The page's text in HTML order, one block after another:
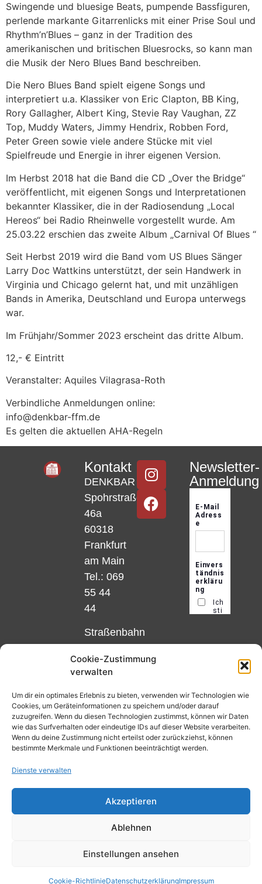
Cookie-Zustimmung
verwalten
Um dir ein optimales Erlebnis zu bieten, verwenden wir Technologien wie
Cookies, um Geräteinformationen zu speichern und/oder darauf
zuzugreifen. Wenn du diesen Technologien zustimmst, können wir Daten
wie das Surfverhalten oder eindeutige IDs auf dieser Website verarbeiten.
Wenn du deine Zustimmung nicht erteilst oder zurückziehst, können
bestimmte Merkmale und Funktionen beeinträchtigt werden.
Dienste verwalten
Akzeptieren
Ablehnen
Einstellungen ansehen
Cookie-RichtlinieDatenschutzerklärungImpressum
Swingende und bluesige Beats, pumpende Bassfiguren,
perlende markante Gitarrenlicks mit einer Prise Soul und
Rhythm’n’Blues – ganz in der Tradition des
amerikanischen und britischen Bluesrocks, so kann man
die Musik der Nero Blues Band beschreiben.
Die Nero Blues Band spielt eigene Songs und
interpretiert u.a. Klassiker von Eric Clapton, BB King,
Rory Gallagher, Albert King, Stevie Ray Vaughan, ZZ
Top, Muddy Waters, Jimmy Hendrix, Robben Ford,
Peter Green sowie viele andere Stücke mit viel
Spielfreude und Energie in ihrer eigenen Version.
Im Herbst 2018 hat die Band die CD „Over the Bridge“
veröffentlicht, mit eigenen Songs und Interpretationen
bekannter Klassiker, die in der Radiosendung „Local
Hereos“ bei Radio Rheinwelle vorgestellt wurde. Am
25.03.22 erschien das zweite Album „Carnival Of Blues “
Seit Herbst 2019 wird die Band vom US Blues Sänger
Larry Doc Wattkins unterstützt, der sein Handwerk in
Virginia und Chicago gelernt hat, und mit unzähligen
Bands in Amerika, Deutschland und Europa unterwegs
war.
Im Frühjahr/Sommer 2023 erscheint das dritte Album.
12,- € Eintritt
Veranstalter: Aquiles Vilagrasa-Roth
Verbindliche Anmeldungen online:
info@denkbar-ffm.de
Es gelten die aktuellen AHA-Regeln
Kontakt
DENKBAR
Spohrstraße
46a
60318
Frankfurt
am Main
Tel.: 069
55 44
44
Straßenbahn
und 12,
Matthias-
Beltz-
Platz
oder
Haltestelle
Nibelungenplatz/FH
Newsletter-
Anmeldung
Datenschutzerklärung
Cookie-Richtlinie (EU)